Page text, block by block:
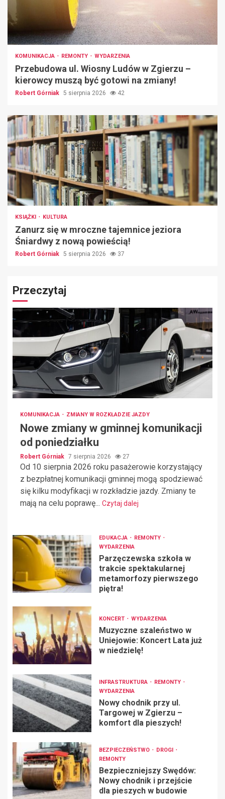
KOMUNIKACJA REMONTY WYDARZENIA
Przebudowa ul. Wiosny Ludów w Zgierzu –
kierowcy muszą być gotowi na zmiany!
Robert Górniak 5 sierpnia 2026 42
KSIĄŻKI KULTURA
Zanurz się w mroczne tajemnice jeziora
Śniardwy z nową powieścią!
Robert Górniak 5 sierpnia 2026 37
Przeczytaj
KOMUNIKACJA ZMIANY W ROZKŁADZIE JAZDY
Nowe zmiany w gminnej komunikacji
od poniedziałku
Robert Górniak 7 sierpnia 2026 27
Od 10 sierpnia 2026 roku pasażerowie korzystający
z bezpłatnej komunikacji gminnej mogą spodziewać
się kilku modyfikacji w rozkładzie jazdy. Zmiany te
mają na celu poprawę... Czytaj dalej
EDUKACJA
REMONTY
WYDARZENIA
Parzęczewska szkoła w
trakcie spektakularnej
metamorfozy pierwszego
piętra!
KONCERT WYDARZENIA
Muzyczne szaleństwo w
Uniejowie: Koncert Lata już
w niedzielę!
INFRASTRUKTURA
REMONTY
WYDARZENIA
Nowy chodnik przy ul.
Targowej w Zgierzu –
komfort dla pieszych!
BEZPIECZEŃSTWO
DROGI
REMONTY
Bezpieczniejszy Swędów:
Nowy chodnik i przejście
dla pieszych w budowie